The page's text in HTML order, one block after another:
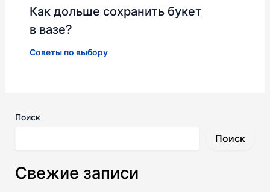
Как дольше сохранить букет
в вазе?
Советы по выбору
Поиск
Поиск
Свежие записи